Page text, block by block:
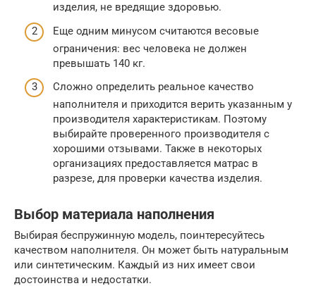
изделия, не вредящие здоровью.
Еще одним минусом считаются весовые
ограничения: вес человека не должен
превышать 140 кг.
Сложно определить реальное качество
наполнителя и приходится верить указанным у
производителя характеристикам. Поэтому
выбирайте проверенного производителя с
хорошими отзывами. Также в некоторых
организациях предоставляется матрас в
разрезе, для проверки качества изделия.
Выбор материала наполнения
Выбирая беспружинную модель, поинтересуйтесь
качеством наполнителя. Он может быть натуральным
или синтетическим. Каждый из них имеет свои
достоинства и недостатки.